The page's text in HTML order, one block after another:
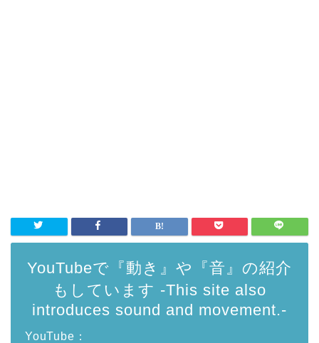
YouTubeで『動き』や『音』の紹介
もしています -This site also
introduces sound and movement.-
YouTube：